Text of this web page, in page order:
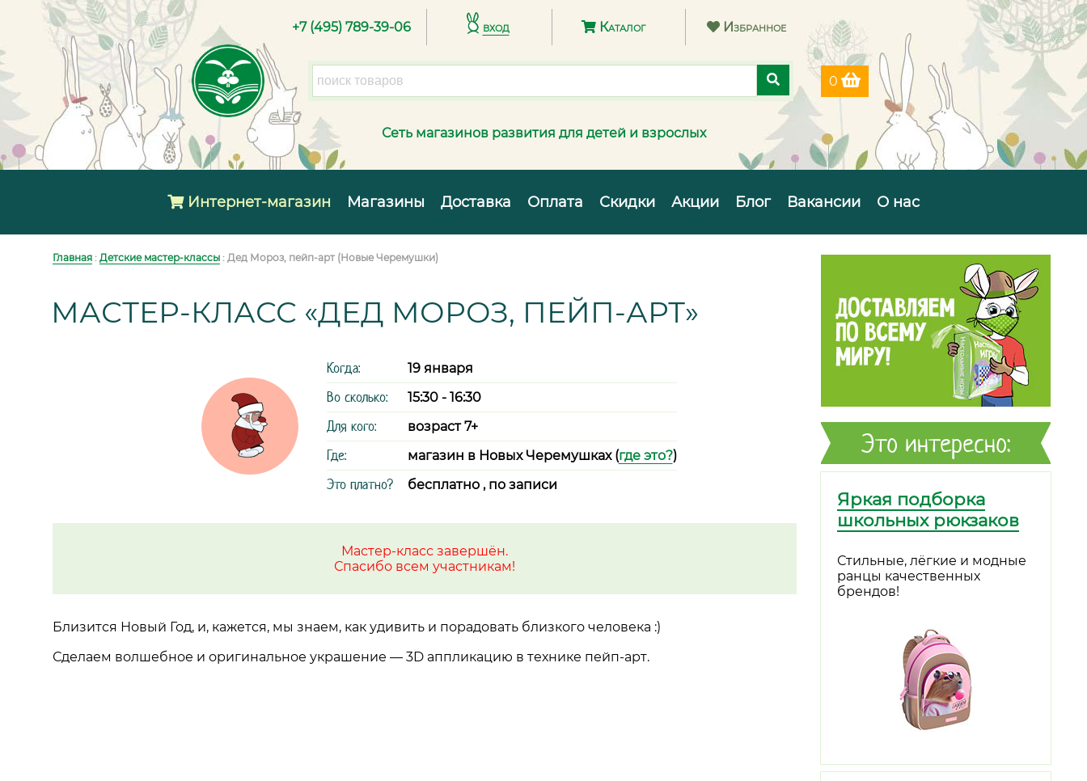
+7 (495) 789-39-06 вход Каталог Избранное
0
Сеть магазинов развития для детей и взрослых
Интернет-магазин Магазины Доставка Оплата Скидки Акции Блог Вакансии О нас
Главная : Детские мастер-классы : Дед Мороз, пейп-арт (Новые Черемушки)
МАСТЕР-КЛАСС «ДЕД МОРОЗ, ПЕЙП-АРТ»
Когда: 19 января
Во сколько: 15:30 - 16:30
Для кого: возраст 7+
Где: магазин в Новых Черемушках (где это?)
Это платно? бесплатно , по записи
Мастер-класс завершён.
Спасибо всем участникам!
Близится Новый Год, и, кажется, мы знаем, как удивить и порадовать близкого человека :)
Сделаем волшебное и оригинальное украшение — 3D аппликацию в технике пейп-арт.
Это интересно:
Яркая подборка
школьных рюкзаков
Стильные, лёгкие и модные
ранцы качественных
брендов!